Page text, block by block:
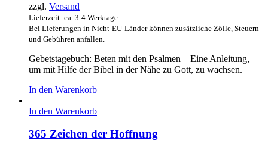
zzgl. Versand
Lieferzeit: ca. 3-4 Werktage
Bei Lieferungen in Nicht-EU-Länder können zusätzliche Zölle, Steuern
und Gebühren anfallen.
Gebetstagebuch: Beten mit den Psalmen – Eine Anleitung,
um mit Hilfe der Bibel in der Nähe zu Gott, zu wachsen.
In den Warenkorb
In den Warenkorb
365 Zeichen der Hoffnung